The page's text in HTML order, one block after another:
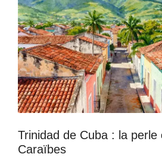
Trinidad de Cuba : la perle
Caraïbes